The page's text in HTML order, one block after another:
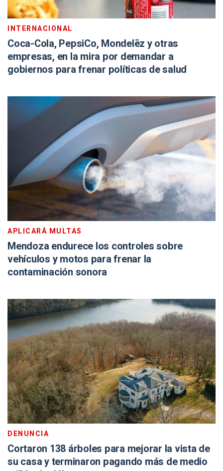
INTERNACIONAL
Coca-Cola, PepsiCo, Mondelēz y otras
empresas, en la mira por demandar a
gobiernos para frenar políticas de salud
APLICARÁ MULTAS
Mendoza endurece los controles sobre
vehículos y motos para frenar la
contaminación sonora
DENUNCIA
Cortaron 138 árboles para mejorar la vista de
su casa y terminaron pagando más de medio